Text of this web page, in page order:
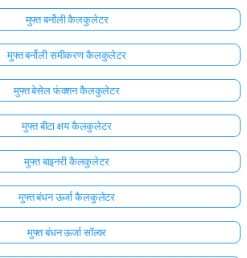
मुफ्त बर्नोली कैलकुलेटर
मुफ्त बर्नोली समीकरण कैलकुलेटर
मुफ्त बेसेल फंक्शन कैलकुलेटर
मुफ्त बीटा क्षय कैलकुलेटर
मुफ्त बाइनरी कैलकुलेटर
मुफ्त बंधन ऊर्जा कैलकुलेटर
मुफ्त बंधन ऊर्जा सॉल्वर